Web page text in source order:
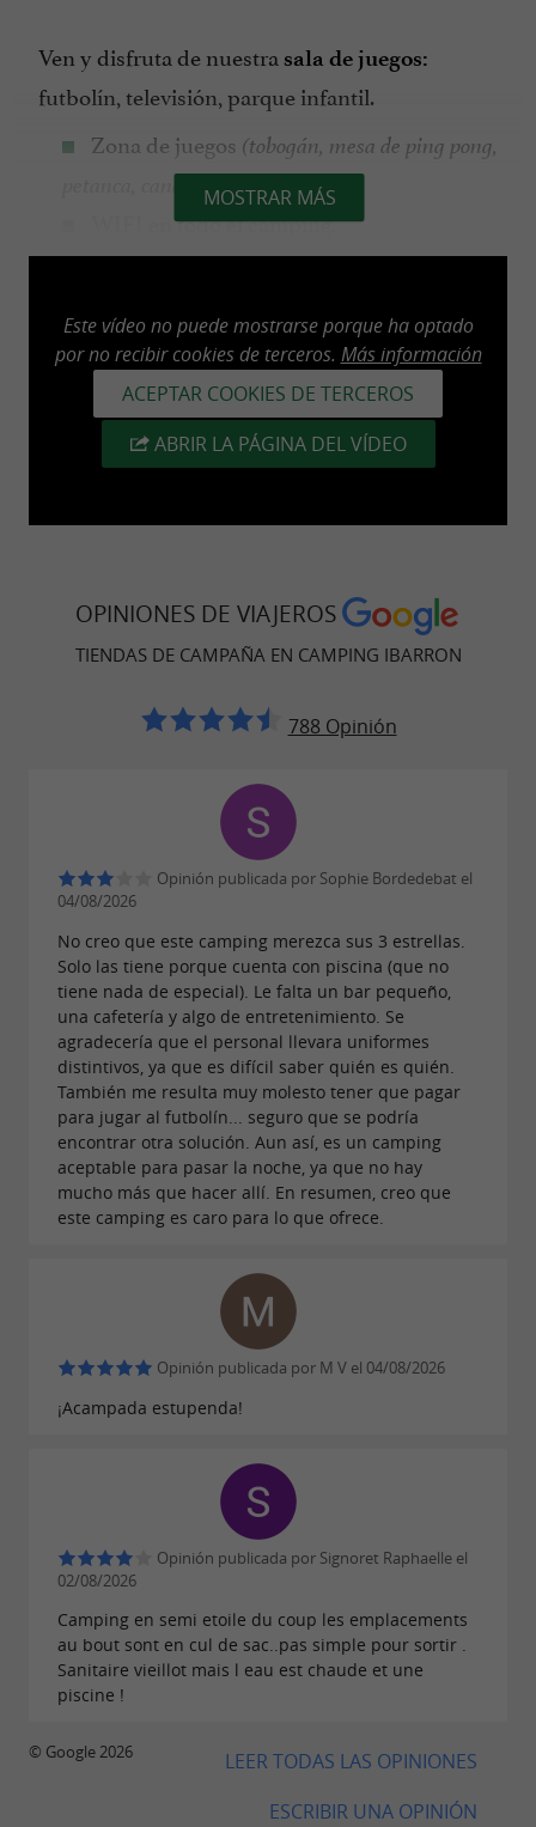
Ven y disfruta de nuestra sala de juegos:
futbolín, televisión, parque infantil.
Zona de juegos (tobogán, mesa de ping pong,
petanca, canasta de baloncesto).
WIFI en todo el camping.
Se admiten mascotas solo en el camping.
Se habla español e inglés.
Desde el camping parten rutas de
senderismo.
Parada de autobús delante del camping
para ir a San Juan de Luz y Cambo.
delante del camping
Zona de eliminación de residuos de
Instalaciones de lavandería (se aceptan
2 bloques sanitarios, agua caliente
Cabina para bebé con bañera y
cambiador
Biblioteca con servicio de préstamo de
libros
Sala de televisión
Barbacoa comunitaria
Food Truck (julio y agosto)
Depósito de pan (julio y agosto)
Piscina y piscina infantil (reservadas
exclusivamente para nuestros clientes)
Sala de juegos, futbolín, televisión.
Cancha de homeball
Bolera
MOSTRAR MÁS
Este vídeo no puede mostrarse porque ha optado
por no recibir cookies de terceros. Más información
ACEPTAR COOKIES DE TERCEROS
ABRIR LA PÁGINA DEL VÍDEO
OPINIONES DE VIAJEROS
TIENDAS DE CAMPAÑA EN CAMPING IBARRON
788 Opinión
Opinión publicada por Sophie Bordedebat el
04/08/2026
No creo que este camping merezca sus 3 estrellas.
Solo las tiene porque cuenta con piscina (que no
tiene nada de especial). Le falta un bar pequeño,
una cafetería y algo de entretenimiento. Se
agradecería que el personal llevara uniformes
distintivos, ya que es difícil saber quién es quién.
También me resulta muy molesto tener que pagar
para jugar al futbolín... seguro que se podría
encontrar otra solución. Aun así, es un camping
aceptable para pasar la noche, ya que no hay
mucho más que hacer allí. En resumen, creo que
este camping es caro para lo que ofrece.
Opinión publicada por M V el 04/08/2026
¡Acampada estupenda!
Opinión publicada por Signoret Raphaelle el
02/08/2026
Camping en semi etoile du coup les emplacements
au bout sont en cul de sac..pas simple pour sortir .
Sanitaire vieillot mais l eau est chaude et une
piscine !
LEER TODAS LAS OPINIONES
ESCRIBIR UNA OPINIÓN
© Google 2026